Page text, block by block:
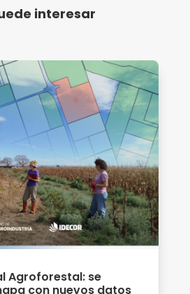
interesar
Agroforestal: se
con nuevos datos